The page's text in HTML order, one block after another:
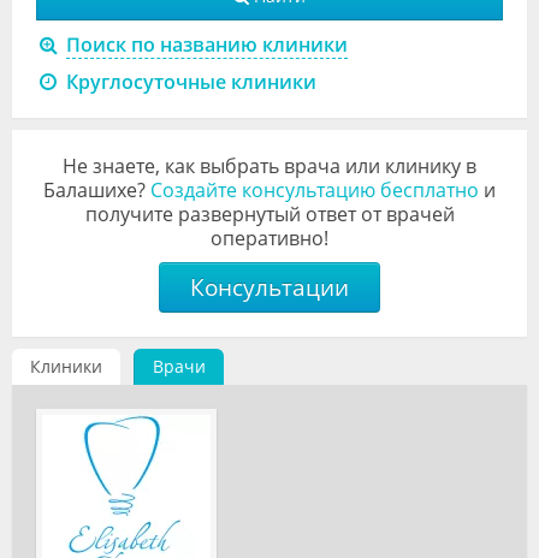
Видео
Форум
Клиники
Специалисты
Галерея
Поиск по названию клиники
Круглосуточные клиники
Не знаете, как выбрать врача или клинику в
Балашихе? Создайте консультацию бесплатно и
получите развернутый ответ от врачей
оперативно!
Консультации
Клиники Врачи